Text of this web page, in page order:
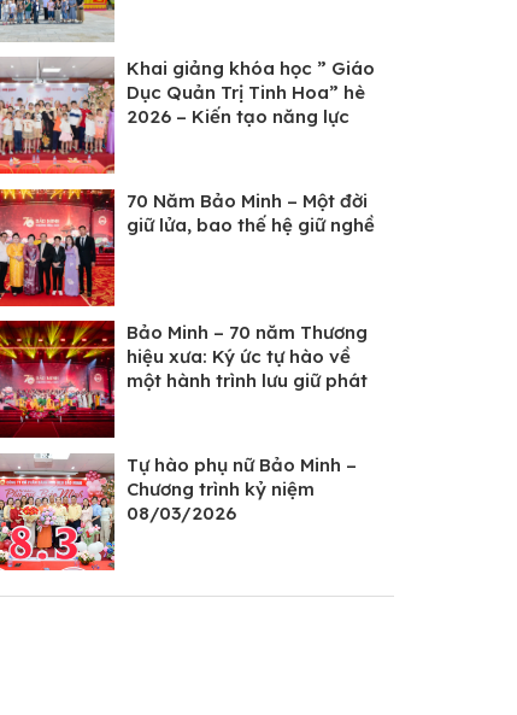
Khai giảng khóa học ” Giáo
Dục Quản Trị Tinh Hoa” hè
2026 – Kiến tạo năng lực
70 Năm Bảo Minh – Một đời
giữ lửa, bao thế hệ giữ nghề
Bảo Minh – 70 năm Thương
hiệu xưa: Ký ức tự hào về
một hành trình lưu giữ phát
Tự hào phụ nữ Bảo Minh –
Chương trình kỷ niệm
08/03/2026